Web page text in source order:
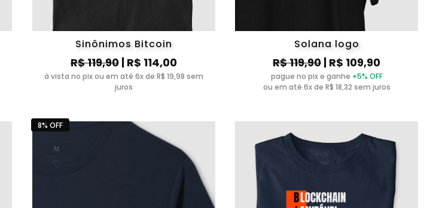
Sinônimos Bitcoin
R$ 119,90| R$ 114,00
à vista no pix ou em até 6x de R$ 19,98 sem
juros
Solana logo
R$ 119,90| R$ 109,90
pague no pix e ganhe +5% OFF
ou em até 6x de R$ 18,32 sem juros
8% OFF